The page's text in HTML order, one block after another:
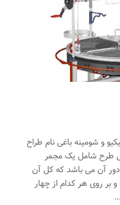
و شومینه باغی نام طراح
۲۷۶۹ قالب اصلی طرح شامل یک مجمر
دور آن می باشد که کل آن
بر روی هر کدام از چهار